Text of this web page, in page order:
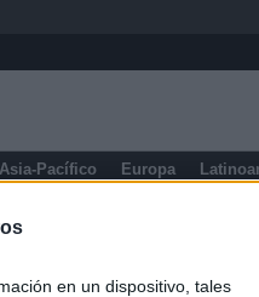
en un dispositivo, tales
Asia-Pacífico Europa